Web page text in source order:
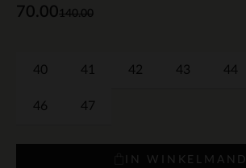
140.00
70.00
40 41 42 43 44
46 47
IN WINKELMAND